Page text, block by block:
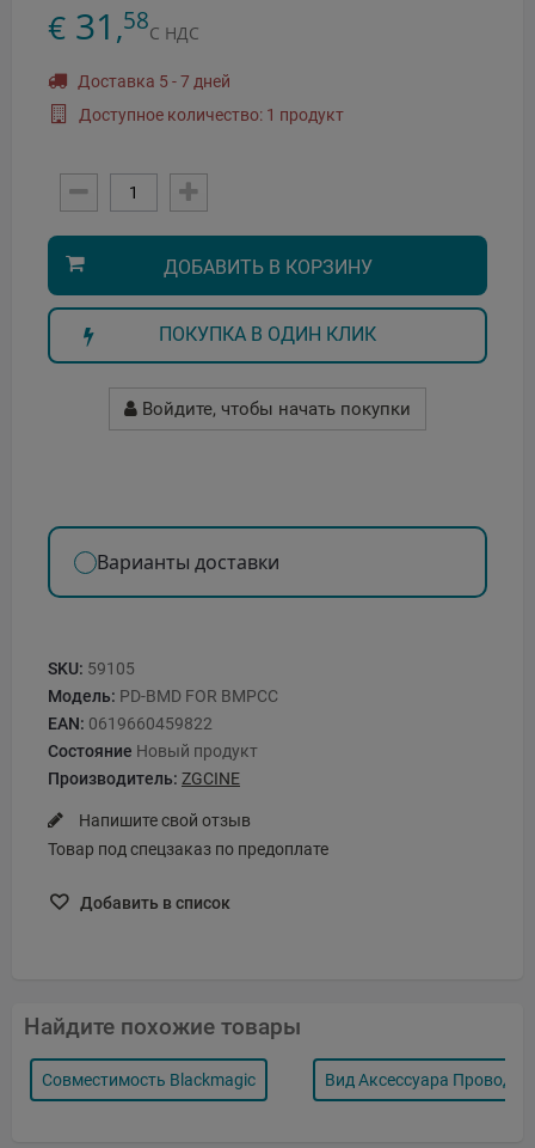
€ 31 ,58С НДС
Доставка 5 - 7 дней
Доступное количество: 1 продукт
ДОБАВИТЬ В КОРЗИНУ
ПОКУПКА В ОДИН КЛИК
Войдите, чтобы начать покупки
Варианты доставки
SKU: 59105
Модель: PD-BMD FOR BMPCC
EAN: 0619660459822
Состояние Новый продукт
Производитель: ZGCINE
Напишите свой отзыв
Товар под спецзаказ по предоплате
Добавить в список
Найдите похожие товары
Совместимость Blackmagic Вид Аксессуара Провода